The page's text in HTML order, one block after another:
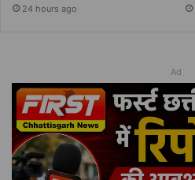
24 hours ago
Ad